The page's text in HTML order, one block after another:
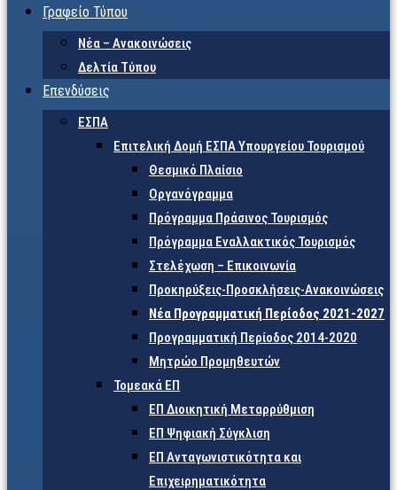
Γραφείο Τύπου
Νέα – Ανακοινώσεις
Δελτία Τύπου
Επενδύσεις
ΕΣΠΑ
Επιτελική Δομή ΕΣΠΑ Υπουργείου Τουρισμού
Θεσμικό Πλαίσιο
Οργανόγραμμα
Πρόγραμμα Πράσινος Τουρισμός
Πρόγραμμα Εναλλακτικός Τουρισμός
Στελέχωση – Επικοινωνία
Προκηρύξεις-Προσκλήσεις-Ανακοινώσεις
Νέα Προγραμματική Περίοδος 2021-2027
Προγραμματική Περίοδος 2014-2020
Μητρώο Προμηθευτών
Τομεακά ΕΠ
ΕΠ Διοικητική Μεταρρύθμιση
ΕΠ Ψηφιακή Σύγκλιση
ΕΠ Ανταγωνιστικότητα και
Επιχειρηματικότητα